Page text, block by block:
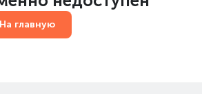
На главную